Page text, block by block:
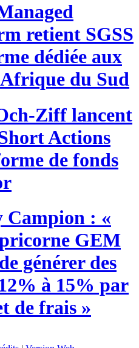
retient SGSS
dédiée aux
du Sud
Ziff lancent
Actions
de fonds
Campion : «
GEM
générer des
à 15% par
de frais »